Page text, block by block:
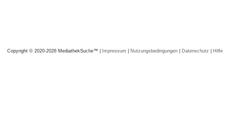
Copyright © 2020-2026 MediathekSuche™ | Impressum | Nutzungsbedingungen | Datenschutz | Hilfe